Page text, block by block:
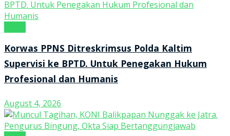
Korwas PPNS Ditreskrimsus Polda Kaltim
Supervisi ke BPTD. Untuk Penegakan Hukum
Profesional dan Humanis
August 4, 2026